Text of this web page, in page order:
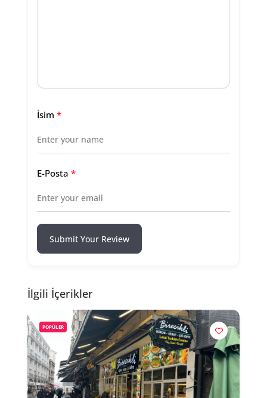
İsim *
E-Posta *
Submit Your Review
İlgili İçerikler
POPÜLER